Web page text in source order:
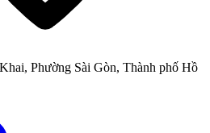
Phường Sài Gòn, Thành phố Hồ